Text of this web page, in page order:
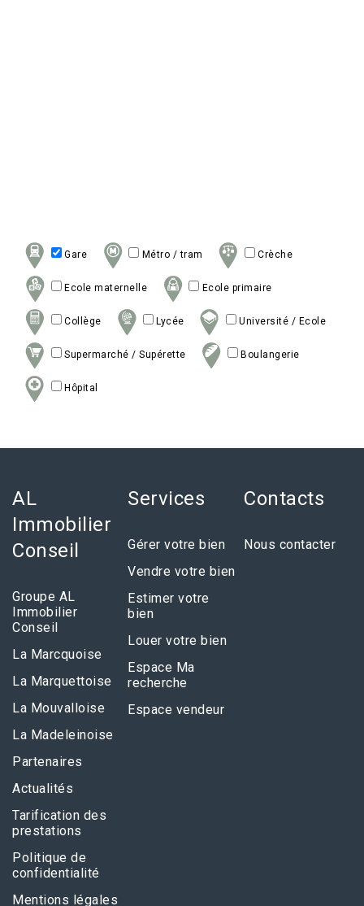
Gare Métro / tram Crèche
Ecole maternelle Ecole primaire
Collège Lycée Université / Ecole
Supermarché / Supérette Boulangerie
Hôpital
AL
Immobilier
Conseil
Groupe AL
Immobilier
Conseil
La Marcquoise
La Marquettoise
La Mouvalloise
La Madeleinoise
Partenaires
Actualités
Tarification des
prestations
Politique de
confidentialité
Mentions légales
Services
Gérer votre bien
Vendre votre bien
Estimer votre
bien
Louer votre bien
Espace Ma
recherche
Espace vendeur
Contacts
Nous contacter